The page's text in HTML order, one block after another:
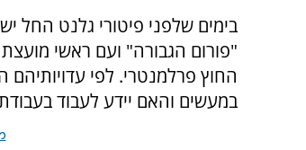
בימים שלפני פיטורי גלנט החל
"פורום הגבורה" ועם ראשי
החוץ פרלמנטרי. לפי עדויותיהם
במעשים והאם יידע לעבוד